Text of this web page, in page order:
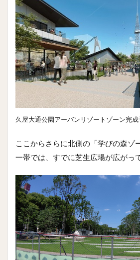
久屋大通公園アーバンリゾートゾーン完成
ここからさらに北側の「学びの森ゾ
一帯では、すでに芝生広場が広がっ